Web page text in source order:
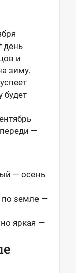
день
и
зиму.
будет
—
— осень
по земле —
яркая —